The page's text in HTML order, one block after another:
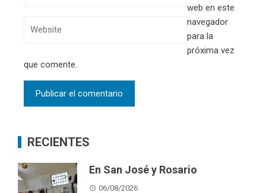
web en este
navegador
para la
próxima vez
que comente.
RECIENTES
En San José y Rosario
06/08/2026